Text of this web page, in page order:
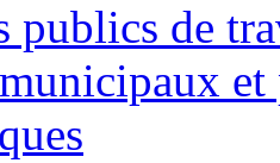
publics de
et